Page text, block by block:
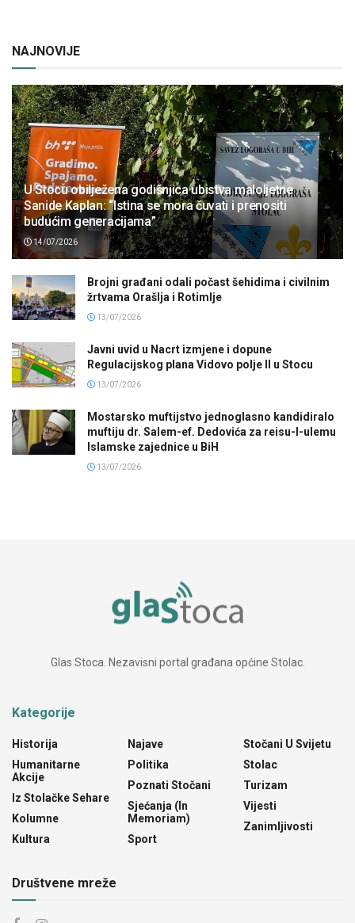
NAJNOVIJE
U Stocu obilježena godišnjica ubistva maloljetne
Sanide Kaplan: “Istina se mora čuvati i prenositi
budućim generacijama”
14/07/2026
Brojni građani odali počast šehidima i civilnim
žrtvama Orašlja i Rotimlje
13/07/2026
Javni uvid u Nacrt izmjene i dopune
Regulacijskog plana Vidovo polje II u Stocu
13/07/2026
Mostarsko muftijstvo jednoglasno kandidiralo
muftiju dr. Salem-ef. Dedovića za reisu-l-ulemu
Islamske zajednice u BiH
13/07/2026
Glas Stoca. Nezavisni portal građana općine Stolac.
Kategorije
Historija
Humanitarne
Akcije
Iz Stolačke Sehare
Kolumne
Kultura
Najave
Politika
Poznati Stočani
Sjećanja (In
Memoriam)
Sport
Stočani U Svijetu
Stolac
Turizam
Vijesti
Zanimljivosti
Društvene mreže